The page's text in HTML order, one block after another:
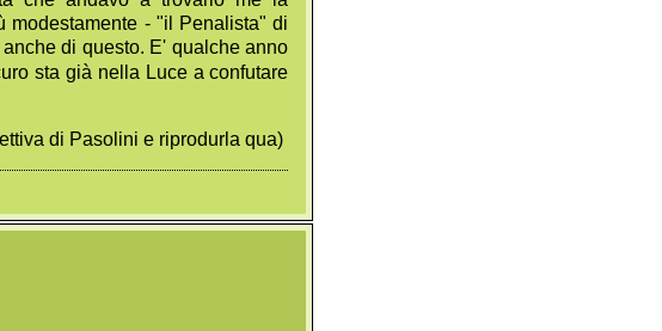
modestamente - "il Penalista" di
di questo. E' qualche anno
sta già nella Luce a confutare
di Pasolini e riprodurla qua)